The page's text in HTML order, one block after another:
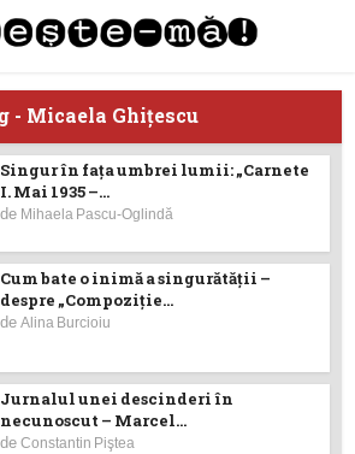
- Micaela Ghiţescu
Singur în fața umbrei lumii: „Carnete
I. Mai 1935 –...
de Mihaela Pascu-Oglindă
Cum bate o inimă a singurătății –
despre „Compoziție...
deAlina Burcioiu
Jurnalul unei descinderi în
necunoscut – Marcel...
deConstantin Piştea